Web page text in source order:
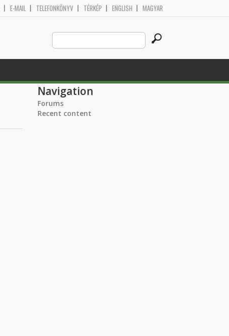
E-MAIL TELEFONKÖNYV TÉRKÉP ENGLISH MAGYAR
Search
this
site
Navigation
Forums
Recent content